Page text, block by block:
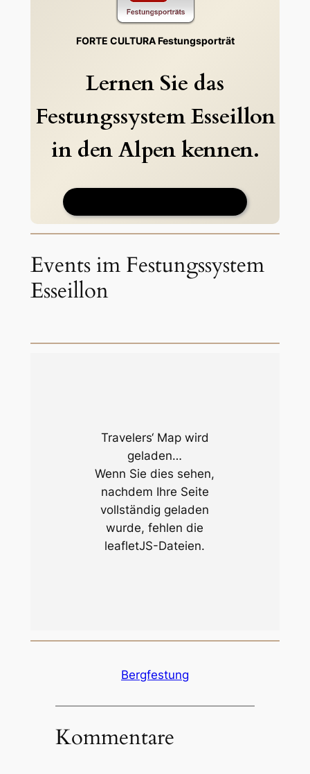
FORTE CULTURA Festungsporträt
Lernen Sie das
Festungssystem Esseillon
in den Alpen kennen.
Events im Festungssystem
Esseillon
Travelers‘ Map wird
geladen…
Wenn Sie dies sehen,
nachdem Ihre Seite
vollständig geladen
wurde, fehlen die
leafletJS-Dateien.
Bergfestung
Kommentare